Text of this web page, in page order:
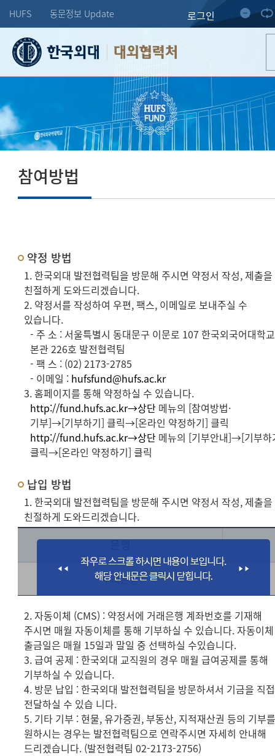
HUFS 동문정보 Update 로그인
대외협력처
참여방법
약정 방법
1. 한국외대 발전협력팀을 방문해 주시면 약정서 작성, 제출을
친절하게 도와드리겠습니다.
2. 약정서를 작성하여 우편, 팩스, 이메일로 보내주실 수
있습니다.
- 주 소 : 서울특별시 동대문구 이문로 107 한국외국어대학교
본관 226호 발전협력팀
- 팩 스 : (02) 2173-2785
- 이메일 : hufsfund@hufs.ac.kr
3. 홈페이지를 통해 약정하실 수 있습니다.
http://fund.hufs.ac.kr→상단 메뉴의 [참여방법·
기부]→[기부하기] 클릭→[온라인 약정하기] 클릭
http://fund.hufs.ac.kr→상단 메뉴의 [기부안내]→[기부하
클릭→[온라인 약정하기] 클릭
납입 방법
1. 한국외대 발전협력팀을 방문해 주시면 약정서 작성, 제출을
친절하게 도와드리겠습니다.
은행
우리은행
2. 자동이체 (CMS) : 약정서에 거래은행 계좌번호를 기재해
주시면 매월 자동이체를 통해 기부하실 수 있습니다. 자동이체
출금일은 매월 15일과 말일 중 선택하실 수있습니다.
3. 급여 공제 : 한국외대 교직원의 경우 매월 급여공제를 통해
기부하실 수 있습니다.
4. 방문 납입 : 한국외대 발전협력팀을 방문하셔서 기금을 직접
전달하실 수 있습 니다.
5. 기타 기부 : 현물, 유가증권, 부동산, 지적재산권 등의 기부
원하시는 경우는 발전협력팀으로 연락주시면 자세히 안내해
드리겠습니다. (발전협력팀 02-2173-2756)